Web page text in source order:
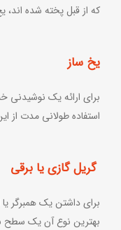
که از قبل پخته شده
یخ ساز
برای ارائه یک نوشیدنی
استفاده طولانی مدت از
گریل گازی یا برقی
برای داشتن یک همبرگر
بهترین نوع آن یک سطح